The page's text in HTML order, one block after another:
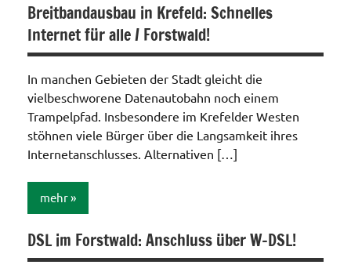
Internet
/
Funk
Breitbandausbau in Krefeld: Schnelles
Internet für alle / Forstwald!
In manchen Gebieten der Stadt gleicht die
vielbeschworene Datenautobahn noch einem
Trampelpfad. Insbesondere im Krefelder Westen
stöhnen viele Bürger über die Langsamkeit ihres
Internetanschlusses. Alternativen […]
mehr
Internet
/
DSL im Forstwald: Anschluss über W-DSL!